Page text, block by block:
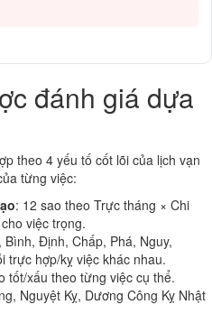
đánh giá dựa
theo 4 yếu tố cốt lõi của lịch vạn
từng việc:
: 12 sao theo Trực tháng × Chi
việc trọng.
Bình, Định, Chấp, Phá, Nguy,
trực hợp/kỵ việc khác nhau.
tốt/xấu theo từng việc cụ thể.
Nguyệt Kỵ, Dương Công Kỵ Nhật